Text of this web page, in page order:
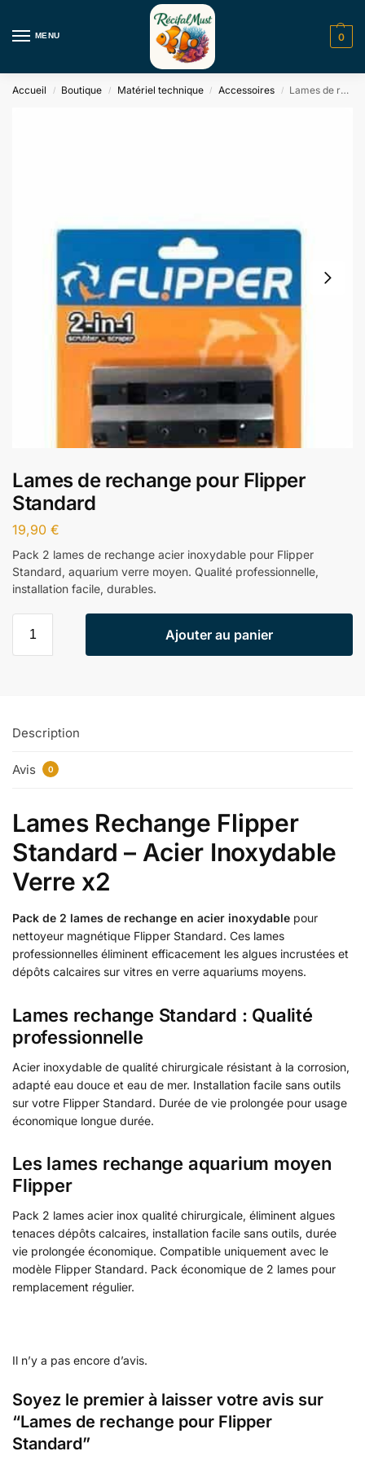
MENU 0
Accueil / Boutique / Matériel technique / Accessoires / Lames de rechange pour Flipper Standard
Lames de rechange pour Flipper
Standard
19,90 €
Pack 2 lames de rechange acier inoxydable pour Flipper
Standard, aquarium verre moyen. Qualité professionnelle,
installation facile, durables.
Ajouter au panier
Description
Avis 0
Lames Rechange Flipper
Standard – Acier Inoxydable
Verre x2
Pack de 2 lames de rechange en acier inoxydable pour
nettoyeur magnétique Flipper Standard. Ces lames
professionnelles éliminent efficacement les algues incrustées et
dépôts calcaires sur vitres en verre aquariums moyens.
Lames rechange Standard : Qualité
professionnelle
Acier inoxydable de qualité chirurgicale résistant à la corrosion,
adapté eau douce et eau de mer. Installation facile sans outils
sur votre Flipper Standard. Durée de vie prolongée pour usage
économique longue durée.
Les lames rechange aquarium moyen
Flipper
Pack 2 lames acier inox qualité chirurgicale, éliminent algues
tenaces dépôts calcaires, installation facile sans outils, durée
vie prolongée économique. Compatible uniquement avec le
modèle Flipper Standard. Pack économique de 2 lames pour
remplacement régulier.
Il n’y a pas encore d’avis.
Soyez le premier à laisser votre avis sur
“Lames de rechange pour Flipper
Standard”